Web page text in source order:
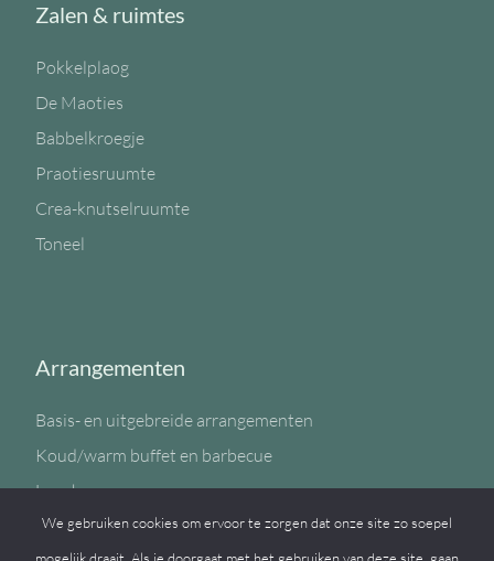
Zalen & ruimtes
Pokkelplaog
De Maoties
Babbelkroegje
Praotiesruumte
Crea-knutselruumte
Toneel
Arrangementen
Basis- en uitgebreide arrangementen
Koud/warm buffet en barbecue
Lunch
Sportzaal
We gebruiken cookies om ervoor te zorgen dat onze site zo soepel